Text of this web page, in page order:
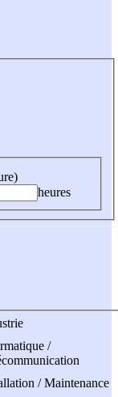
heures
/
/ Maintenance